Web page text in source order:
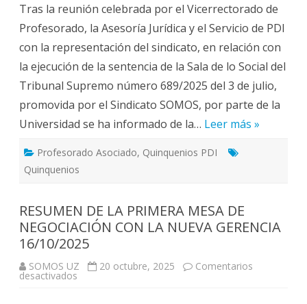
conformidad
con
la
ejecución
de
la
sentencia
sobre
quinquenios
del
profesorado
asociado
que
prevé
la
de
Tras la reunión celebrada por el Vicerrectorado de
Profesorado, la Asesoría Jurídica y el Servicio de PDI
con la representación del sindicato, en relación con
la ejecución de la sentencia de la Sala de lo Social del
Tribunal Supremo número 689/2025 del 3 de julio,
promovida por el Sindicato SOMOS, por parte de la
Universidad se ha informado de la… Leer más »
Profesorado Asociado, Quinquenios PDI
Quinquenios
RESUMEN DE LA PRIMERA MESA DE
NEGOCIACIÓN CON LA NUEVA GERENCIA
16/10/2025
SOMOS UZ 20 octubre, 2025 Comentarios
desactivados